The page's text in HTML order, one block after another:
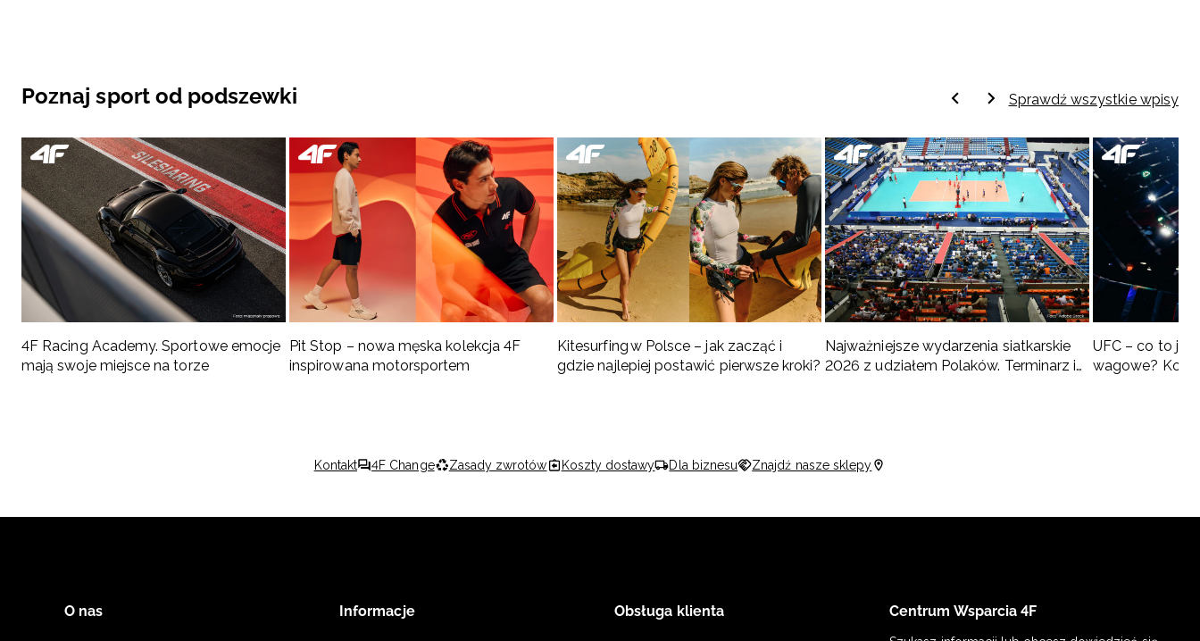
Poznaj sport od podszewki Sprawdź wszystkie wpisy
4F Racing Academy. Sportowe emocje
mają swoje miejsce na torze
Pit Stop – nowa męska kolekcja 4F
inspirowana motorsportem
Kitesurfing w Polsce – jak zacząć i
gdzie najlepiej postawić pierwsze kroki?
Najważniejsze wydarzenia siatkarskie
2026 z udziałem Polaków. Terminarz i
UFC – co to
wagowe?
Kontakt 4F Change Zasady zwrotów Koszty dostawy Dla biznesu Znajdź nasze sklepy
O nas Informacje Obsługa klienta Centrum Wsparcia 4F